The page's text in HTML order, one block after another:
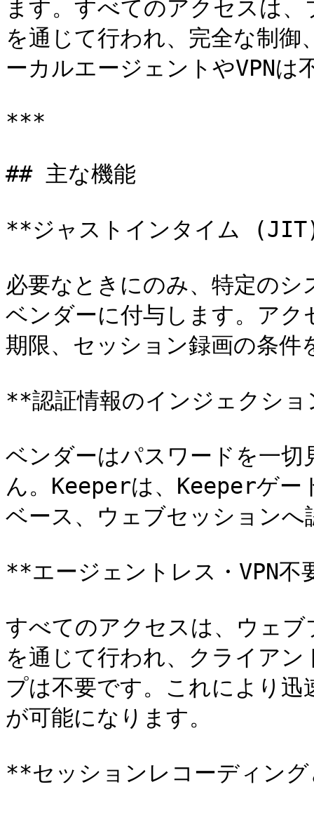
ます。すべてのアクセスは
を通じて行われ、完全な制
ーカルエージェントやVPNは
***
## 主な機能
**ジャストインタイム
必要なときにのみ、特定の
ベンダーに付与します。ア
期限、セッション録画の条件
**認証情報のインジェクシ
ベンダーはパスワードを一
ん。Keeperは、Keeperゲー
ベース、ウェブセッション
**エージェントレス・VPN
すべてのアクセスは、ウェ
を通じて行われ、クライア
プは不要です。これにより
が可能になります。
**セッションレコーディン